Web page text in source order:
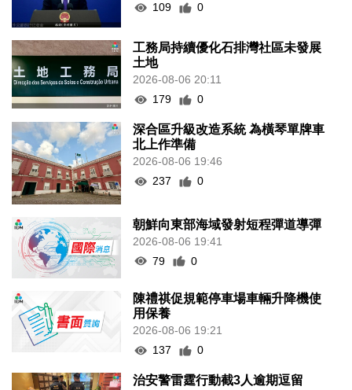
109
0
工務局持續優化石排灣社區未發展
土地
2026-08-06 20:11
179
0
深合區升級改造系統 為橫琴單牌車
北上作準備
2026-08-06 19:46
237
0
朝鮮向東部海域發射短程彈道導彈
2026-08-06 19:41
79
0
陳禮祺促規範停車場車輛升降機使
用保養
2026-08-06 19:21
137
0
治安警雷霆行動截3人逾期逗留